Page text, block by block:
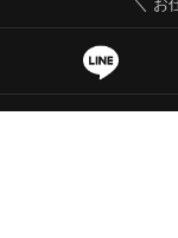
個人情報のお取り扱
Cookieポリシー
＼ お